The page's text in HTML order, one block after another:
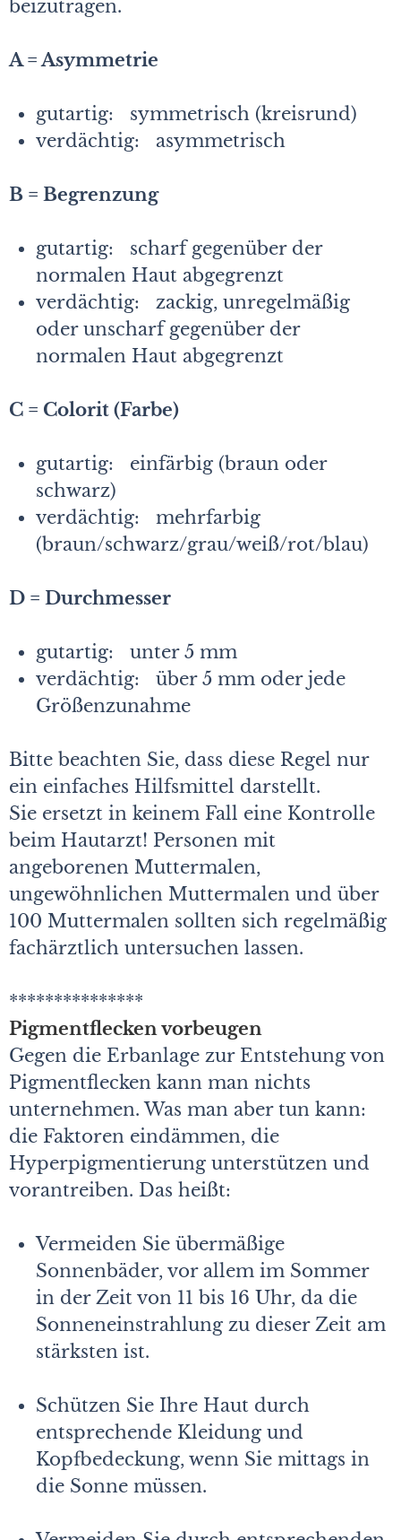
beizutragen.
A = Asymmetrie
gutartig: symmetrisch (kreisrund)
verdächtig: asymmetrisch
B = Begrenzung
gutartig: scharf gegenüber der
normalen Haut abgegrenzt
verdächtig: zackig, unregelmäßig
oder unscharf gegenüber der
normalen Haut abgegrenzt
C = Colorit (Farbe)
gutartig: einfärbig (braun oder
schwarz)
verdächtig: mehrfarbig
(braun/schwarz/grau/weiß/rot/blau)
D = Durchmesser
gutartig: unter 5 mm
verdächtig: über 5 mm oder jede
Größenzunahme
Bitte beachten Sie, dass diese Regel nur
ein einfaches Hilfsmittel darstellt.
Sie ersetzt in keinem Fall eine Kontrolle
beim Hautarzt! Personen mit
angeborenen Muttermalen,
ungewöhnlichen Muttermalen und über
100 Muttermalen sollten sich regelmäßig
fachärztlich untersuchen lassen.
***************
Pigmentflecken vorbeugen
Gegen die Erbanlage zur Entstehung von
Pigmentflecken kann man nichts
unternehmen. Was man aber tun kann:
die Faktoren eindämmen, die
Hyperpigmentierung unterstützen und
vorantreiben. Das heißt:
Vermeiden Sie übermäßige
Sonnenbäder, vor allem im Sommer
in der Zeit von 11 bis 16 Uhr, da die
Sonneneinstrahlung zu dieser Zeit am
stärksten ist.
Schützen Sie Ihre Haut durch
entsprechende Kleidung und
Kopfbedeckung, wenn Sie mittags in
die Sonne müssen.